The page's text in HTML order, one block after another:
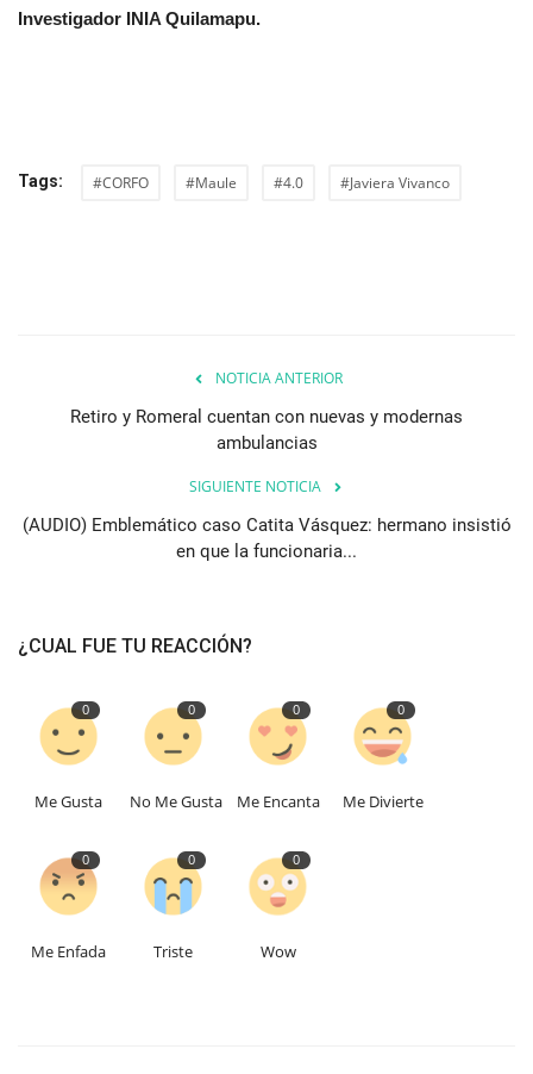
Investigador INIA Quilamapu.
Tags: #CORFO #Maule #4.0 #Javiera Vivanco
NOTICIA ANTERIOR
Retiro y Romeral cuentan con nuevas y modernas
ambulancias
SIGUIENTE NOTICIA
(AUDIO) Emblemático caso Catita Vásquez: hermano insistió
en que la funcionaria...
¿CUAL FUE TU REACCIÓN?
0
Me Gusta
0
No Me Gusta
0
Me Encanta
0
Me Divierte
0
Me Enfada
0
Triste
0
Wow